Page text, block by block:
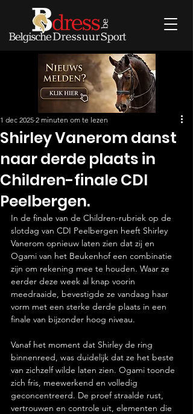
Shirley Vanerom danst
naar derde plaats in
Children-finale CDI
Peelbergen.
1 dec 2025 2 minuten om te lezen
In de finale van de Children-rubriek op de
slotdag van CDI Peelbergen heeft Shirley
Vanerom opnieuw laten zien dat zij en
Ogami van het Beukenhof een combinatie
zijn om rekening mee te houden. Waar ze
eerder deze week al knap voorin
meedraaide, bevestigde ze vandaag haar
vorm met een sterke derde plaats in een
finale van bijzonder hoog niveau.
Vanaf het moment dat Shirley de ring
binnenreed, was duidelijk dat ze het beste
van zichzelf wilde laten zien. Ogami toonde
zich fris, meewerkend en volledig
geconcentreerd. De proef straalde rust,
vertrouwen en controle uit, elementen die